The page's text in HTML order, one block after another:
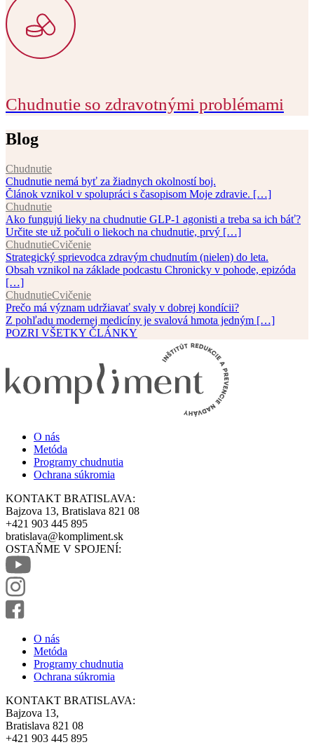
Chudnutie so zdravotnými problémami
Blog
Chudnutie
Chudnutie nemá byť za žiadnych okolností boj.
Článok vznikol v spolupráci s časopisom Moje zdravie. […]
Chudnutie
Ako fungujú lieky na chudnutie GLP-1 agonisti a treba sa ich báť?
Určite ste už počuli o liekoch na chudnutie, prvý […]
ChudnutieCvičenie
Strategický sprievodca zdravým chudnutím (nielen) do leta.
Obsah vznikol na základe podcastu Chronicky v pohode, epizóda
[…]
ChudnutieCvičenie
Prečo má význam udržiavať svaly v dobrej kondícii?
Z pohľadu modernej medicíny je svalová hmota jedným […]
POZRI VŠETKY ČLÁNKY
O nás
Metóda
Programy chudnutia
Ochrana súkromia
KONTAKT BRATISLAVA:
Bajzova 13, Bratislava 821 08
+421 903 445 895
bratislava@kompliment.sk
OSTAŇME V SPOJENÍ:
O nás
Metóda
Programy chudnutia
Ochrana súkromia
KONTAKT BRATISLAVA:
Bajzova 13,
Bratislava 821 08
+421 903 445 895